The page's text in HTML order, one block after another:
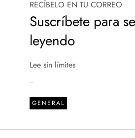
RECÍBELO EN TU CORREO
Suscríbete para
leyendo
Lee sin límites
GENERAL